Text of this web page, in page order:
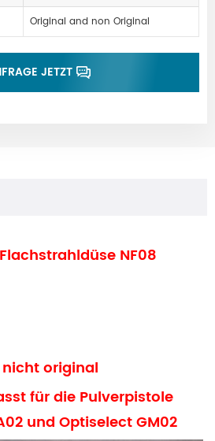
Original and non Original
JETZT
NF08
original
für die Pulverpistole
und Optiselect GM02